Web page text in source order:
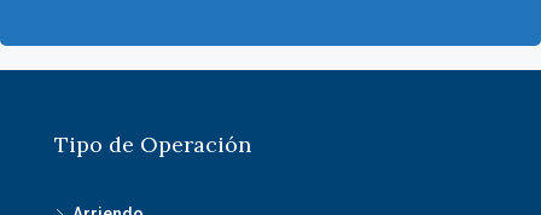
Tipo de Operación